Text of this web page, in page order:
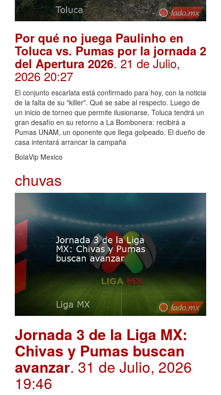
Por qué no juega Paulinho en
Toluca vs. Pumas por la jornada 2
del Apertura 2026. 21 de Julio,
2026 20:27
El conjunto escarlata está confirmado para hoy, con la noticia
de la falta de su "killer". Qué se sabe al respecto. Luego de
un inicio de torneo que permite ilusionarse, Toluca tendrá un
gran desafío en su retorno a La Bombonera: recibirá a
Pumas UNAM, un oponente que llega golpeado. El dueño de
casa intentará arrancar la campaña
BolaVip Mexico
chuvas
Jornada 3 de la Liga MX:
Chivas y Pumas buscan
avanzar. 31 de Julio, 2026
19:46